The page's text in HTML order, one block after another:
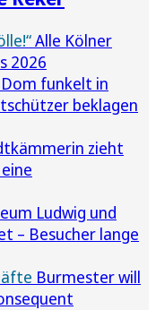
Alle Kölner
2026
funkelt in
beklagen
zieht
Ludwig und
– Besucher lange
Burmester will